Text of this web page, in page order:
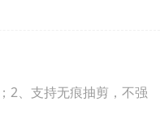
2、支持无痕抽剪，不强